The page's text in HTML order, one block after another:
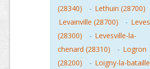
(28340)
- Lethuin (28700)
Levainville (28700)
- Leves
(28300)
- Levesville-la-
chenard (28310)
- Logron
(28200)
- Loigny-la-bataille